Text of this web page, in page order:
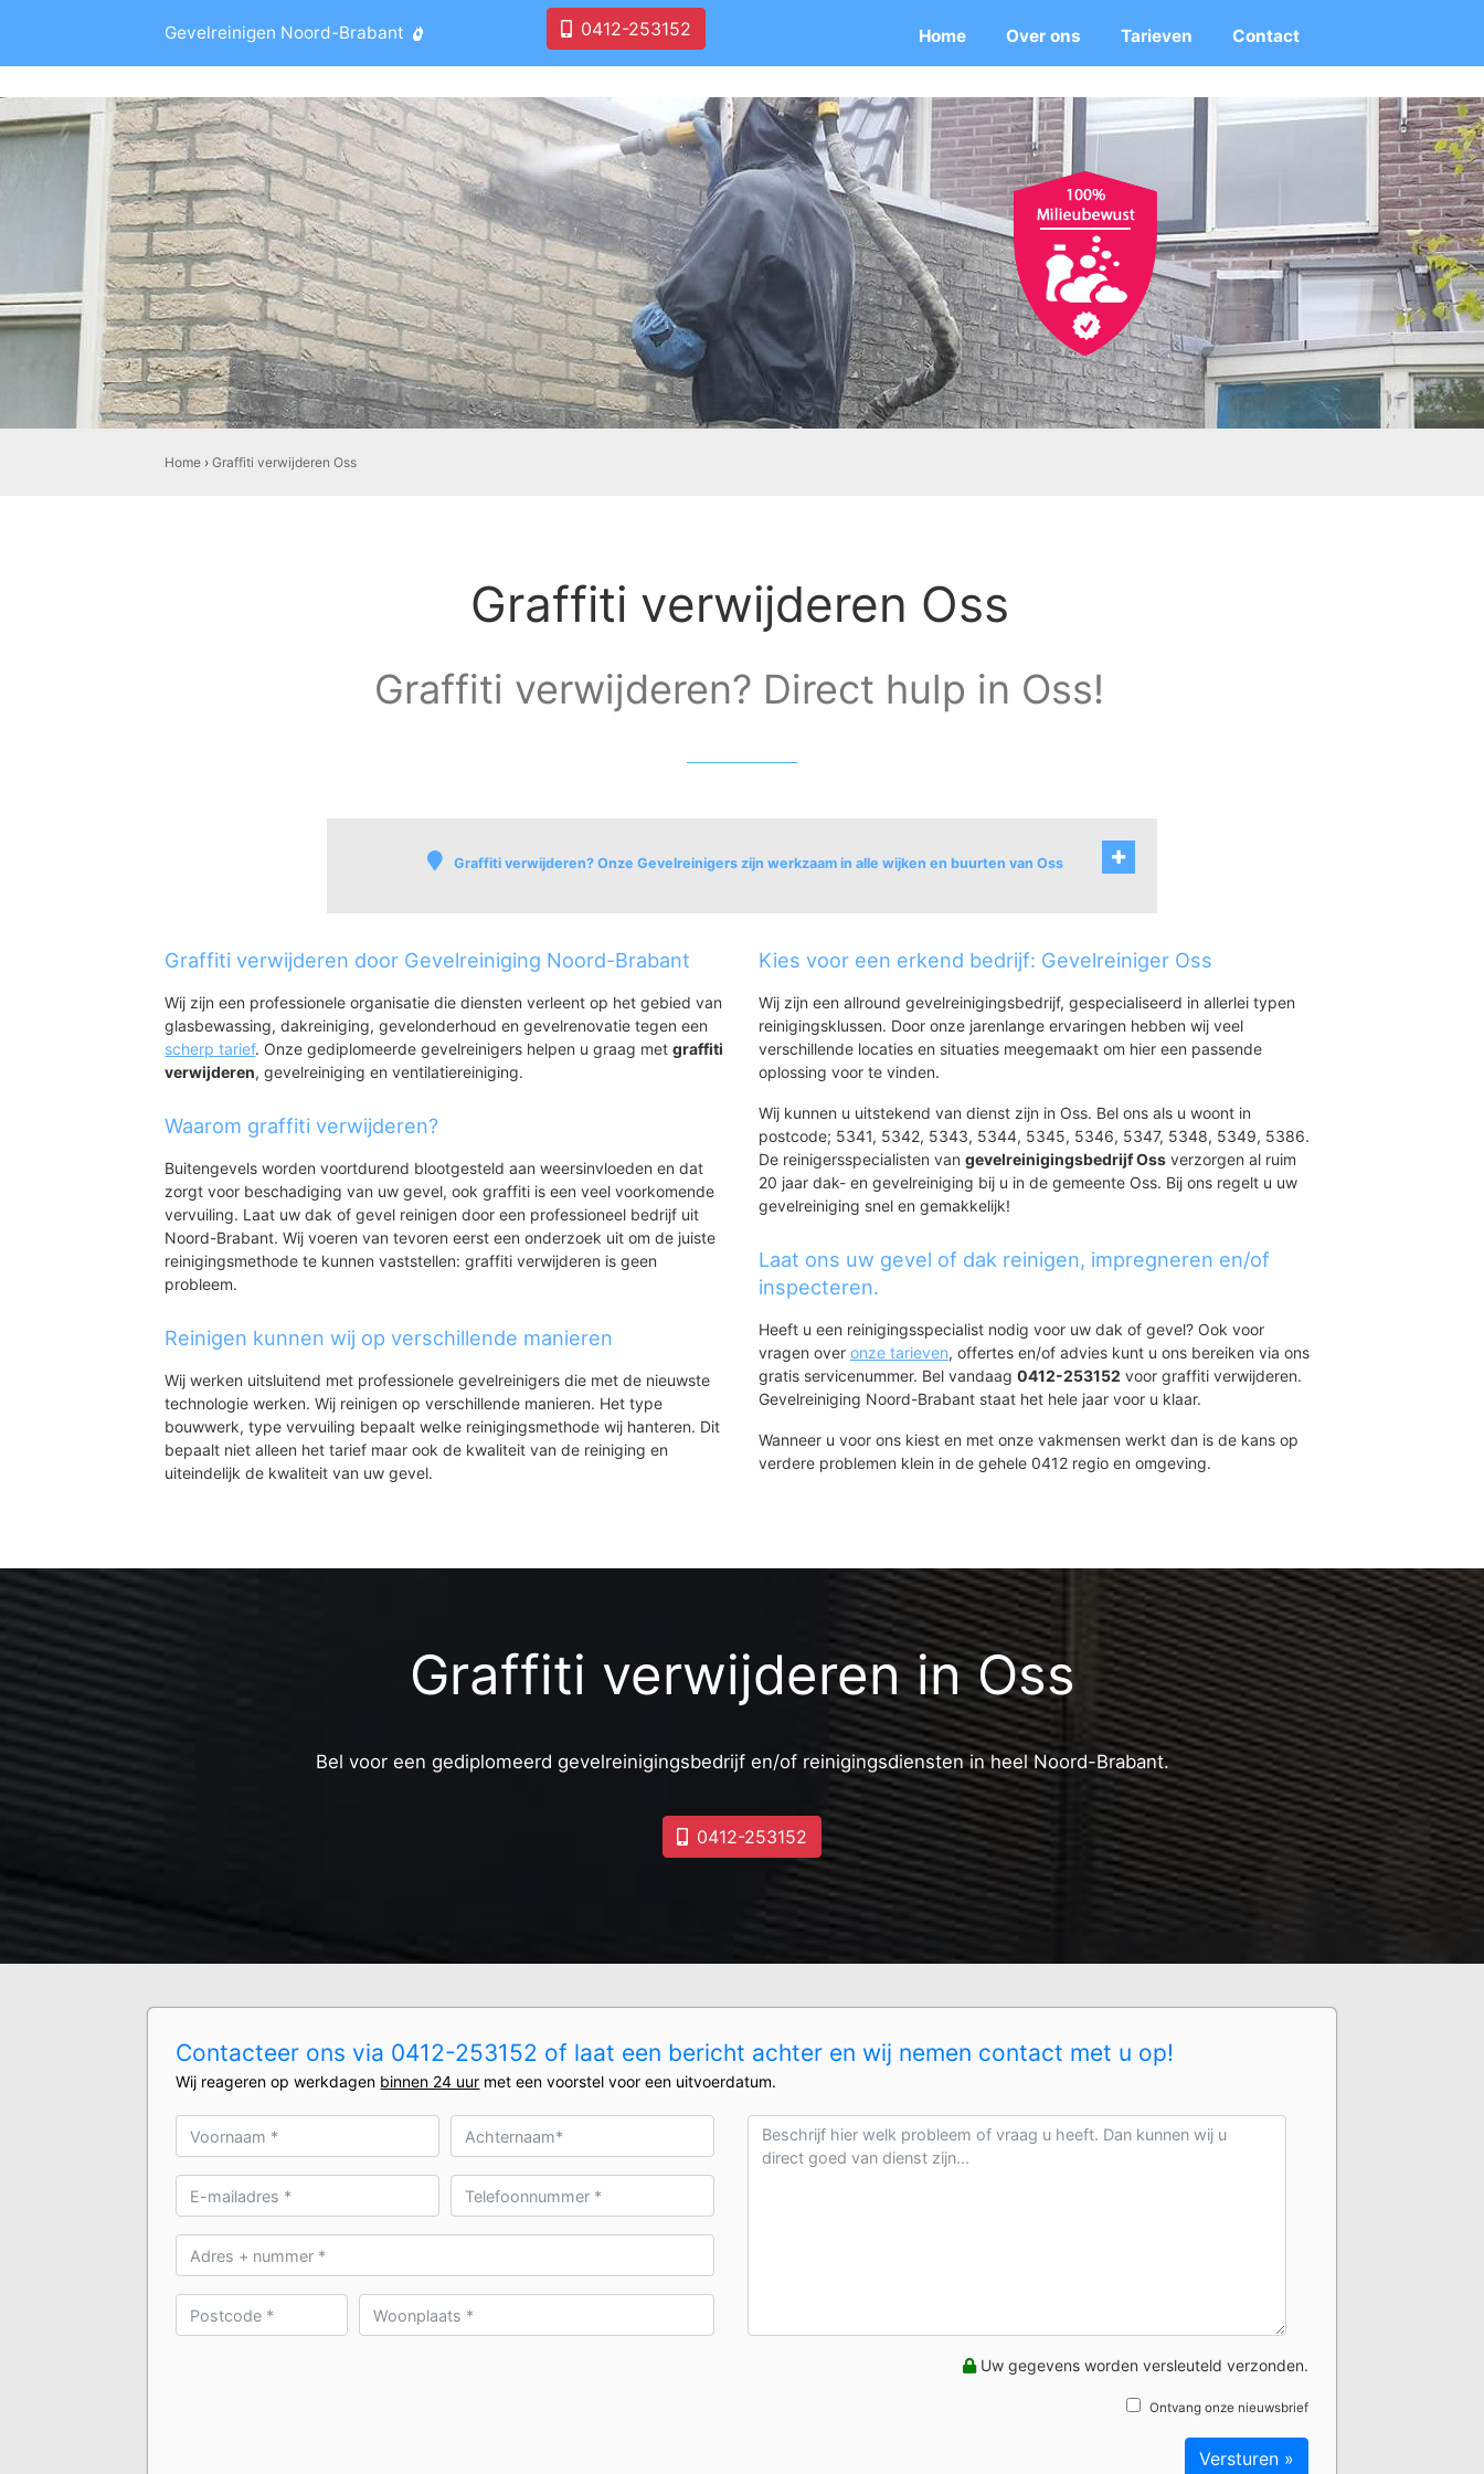
Gevelreinigen Noord-Brabant 0412-253152 Home Over ons Tarieven Contact
Home ›Graffiti verwijderen Oss
Graffiti verwijderen Oss
Graffiti verwijderen? Direct hulp in Oss!
Graffiti verwijderen? Onze Gevelreinigers zijn werkzaam in alle wijken en buurten van Oss
Meerdijk
Frankenbeemd
Langendonk
Buitengebied-Zuid
Geffense Bosjes
De Tillaard
Vorstengraf
Centrum
Centrum West
Centrum Noord
Centrum Zuid
Industrieterreinen-Noord
De Geer
Moleneind
Landweer
Danenhoef
Krinkelhoek
Oorlogsheldenbuurt
Oss-Zuid
Kortfoort
Oranjebuurt I en Ruivert
Zeeheldenbuurt I
Zeeheldenbuurt II
Bomenbuurt
Willibrordusweg-Oost
Willibrordusweg-West
Staatsliedenbuurt
Van Hogendorplaan-West
Dichtersbuurt
Wagenaarstraat
Verzetsheldenbuurt I
Berghemseweg Zuid
Verzetsheldenbuurt II
Vogelbuurt
Roofvogelbuurt
Schadewijk Noord-Oost
Ussen
Vlashoek
Heihoek
Hoefeind
Amsteleind
Loovelt
Lockaert
Klein Mikkeldonk
Schalkskamp
Graffiti verwijderen door Gevelreiniging Noord-Brabant
Wij zijn een professionele organisatie die diensten verleent op het gebied van
glasbewassing, dakreiniging, gevelonderhoud en gevelrenovatie tegen een
scherp tarief. Onze gediplomeerde gevelreinigers helpen u graag metgraffiti
verwijderen, gevelreiniging en ventilatiereiniging.
Waarom graffiti verwijderen?
Buitengevels worden voortdurend blootgesteld aan weersinvloeden en dat
zorgt voor beschadiging van uw gevel, ook graffiti is een veel voorkomende
vervuiling. Laat uw dak of gevel reinigen door een professioneel bedrijf uit
Noord-Brabant. Wij voeren van tevoren eerst een onderzoek uit om de juiste
reinigingsmethode te kunnen vaststellen: graffiti verwijderen is geen
probleem.
Reinigen kunnen wij op verschillende manieren
Wij werken uitsluitend met professionele gevelreinigers die met de nieuwste
technologie werken. Wij reinigen op verschillende manieren. Het type
bouwwerk, type vervuiling bepaalt welke reinigingsmethode wij hanteren. Dit
bepaalt niet alleen het tarief maar ook de kwaliteit van de reiniging en
uiteindelijk de kwaliteit van uw gevel.
Kies voor een erkend bedrijf: Gevelreiniger Oss
Wij zijn een allround gevelreinigingsbedrijf, gespecialiseerd in allerlei typen
reinigingsklussen. Door onze jarenlange ervaringen hebben wij veel
verschillende locaties en situaties meegemaakt om hier een passende
oplossing voor te vinden.
Wij kunnen u uitstekend van dienst zijn in Oss. Bel ons als u woont in
postcode; 5341, 5342, 5343, 5344, 5345, 5346, 5347, 5348, 5349, 5386.
De reinigersspecialisten van gevelreinigingsbedrijf Oss verzorgen al ruim
20 jaar dak- en gevelreiniging bij u in de gemeente Oss. Bij ons regelt u uw
gevelreiniging snel en gemakkelijk!
Laat ons uw gevel of dak reinigen, impregneren en/of
inspecteren.
Heeft u een reinigingsspecialist nodig voor uw dak of gevel? Ook voor
vragen over onze tarieven, offertes en/of advies kunt u ons bereiken via ons
gratis servicenummer. Bel vandaag 0412-253152 voor graffiti verwijderen.
Gevelreiniging Noord-Brabant staat het hele jaar voor u klaar.
Wanneer u voor ons kiest en met onze vakmensen werkt dan is de kans op
verdere problemen klein in de gehele 0412 regio en omgeving.
Graffiti verwijderen in Oss
Bel voor een gediplomeerd gevelreinigingsbedrijf en/of reinigingsdiensten in heel Noord-Brabant.
0412-253152
Contacteer ons via 0412-253152 of laat een bericht achter en wij nemen contact met u op!
Wij reageren op werkdagen binnen 24 uur met een voorstel voor een uitvoerdatum.
Uw gegevens worden versleuteld verzonden.
Ontvang onze nieuwsbrief